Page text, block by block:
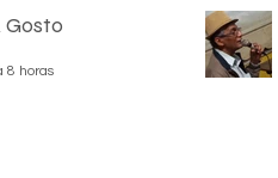
Gosto
8 horas